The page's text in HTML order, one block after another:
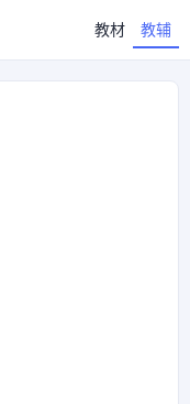
教材 教辅